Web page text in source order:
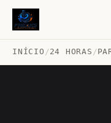
INÍCIO /24 HORAS /